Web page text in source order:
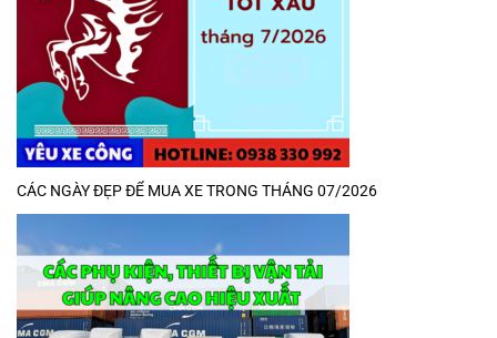
CÁC NGÀY ĐẸP ĐỂ MUA XE TRONG THÁNG 07/2026